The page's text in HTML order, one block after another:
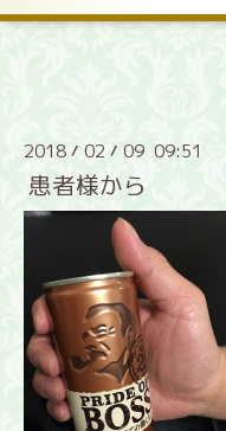
2018 / 02 / 09 09:51
患者様から